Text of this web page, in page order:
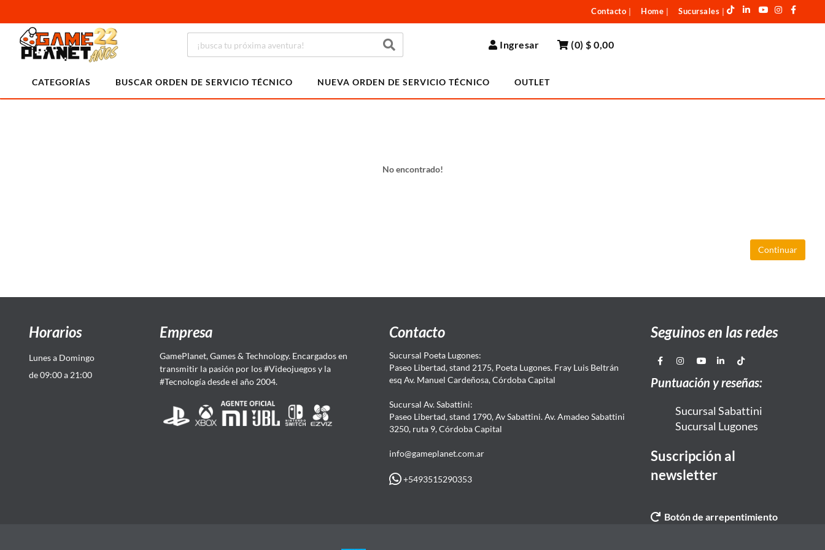
Contacto Home Sucursales
Ingresar (0)$ 0,00
CATEGORÍAS BUSCAR ORDEN DE SERVICIO TÉCNICO NUEVA ORDEN DE SERVICIO TÉCNICO OUTLET
No encontrado!
Continuar
Horarios
Lunes a Domingo
de 09:00 a 21:00
Empresa
GamePlanet, Games & Technology. Encargados en
transmitir la pasión por los #Videojuegos y la
#Tecnología desde el año 2004.
Contacto
Sucursal Poeta Lugones:
Paseo Libertad, stand 2175, Poeta Lugones. Fray Luis Beltrán
esq Av. Manuel Cardeñosa, Córdoba Capital
Sucursal Av. Sabattini:
Paseo Libertad, stand 1790, Av Sabattini. Av. Amadeo Sabattini
3250, ruta 9, Córdoba Capital
info@gameplanet.com.ar
+5493515290353
Seguinos en las redes
Puntuación y reseñas:
Sucursal Sabattini
Sucursal Lugones
Suscripción al
newsletter
Botón de arrepentimiento